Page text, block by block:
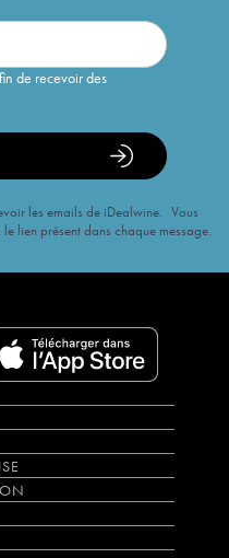
de recevoir des
les emails de iDealwine. Vous
lien présent dans chaque message.